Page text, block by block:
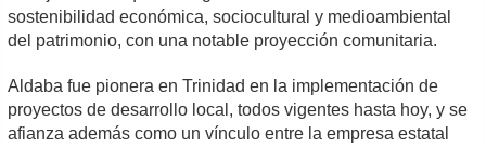
sostenibilidad económica, sociocultural y medioambiental
del patrimonio, con una notable proyección comunitaria.
Aldaba fue pionera en Trinidad en la implementación de
proyectos de desarrollo local, todos vigentes hasta hoy, y se
afianza además como un vínculo entre la empresa estatal